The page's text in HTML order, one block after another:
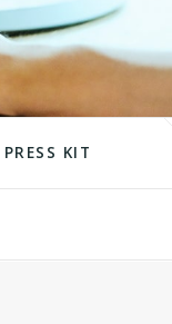
PRESS KIT